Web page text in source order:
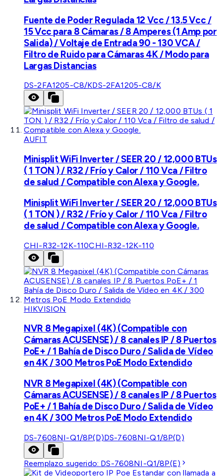
Fuente de Poder Regulada 12 Vcc / 13.5 Vcc /
15 Vcc para 8 Cámaras / 8 Amperes (1 Amp por
Salida) / Voltaje de Entrada 90 - 130 VCA /
Filtro de Ruido para Cámaras 4K / Modo para
Largas Distancias
DS-2FA1205-C8/KDS-2FA1205-C8/K
AUFIT
Minisplit WiFi Inverter / SEER 20 / 12,000 BTUs
( 1 TON ) / R32 / Frío y Calor / 110 Vca / Filtro
de salud / Compatible con Alexa y Google.
Minisplit WiFi Inverter / SEER 20 / 12,000 BTUs
( 1 TON ) / R32 / Frío y Calor / 110 Vca / Filtro
de salud / Compatible con Alexa y Google.
CHI-R32-12K-110CHI-R32-12K-110
HIKVISION
NVR 8 Megapixel (4K) (Compatible con
Cámaras ACUSENSE) / 8 canales IP / 8 Puertos
PoE+ / 1 Bahía de Disco Duro / Salida de Vídeo
en 4K / 300 Metros PoE Modo Extendido
NVR 8 Megapixel (4K) (Compatible con
Cámaras ACUSENSE) / 8 canales IP / 8 Puertos
PoE+ / 1 Bahía de Disco Duro / Salida de Vídeo
en 4K / 300 Metros PoE Modo Extendido
DS-7608NI-Q1/8P(D)DS-7608NI-Q1/8P(D)
Reemplazo sugerido: DS-7608NI-Q1/8P(E)